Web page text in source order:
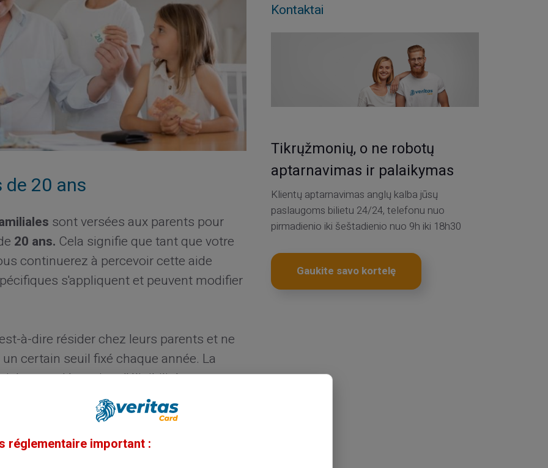
20 ans
sont versées aux parents pour
20 ans. Cela signifie que tant que votre
continuerez à percevoir cette aide
s'appliquent et peuvent modifier
à-dire résider chez leurs parents et ne
certain seuil fixé chaque année. La
pour déterminer l'éligibilité aux
Kontaktai
Tikrųžmonių, o ne robotų
aptarnavimas ir palaikymas
Klientų aptarnavimas anglų kalba jūsų
paslaugoms bilietu 24/24, telefonu nuo
pirmadienio iki šeštadienio nuo 9h iki 18h30
Gaukite savo kortelę
réglementaire important :